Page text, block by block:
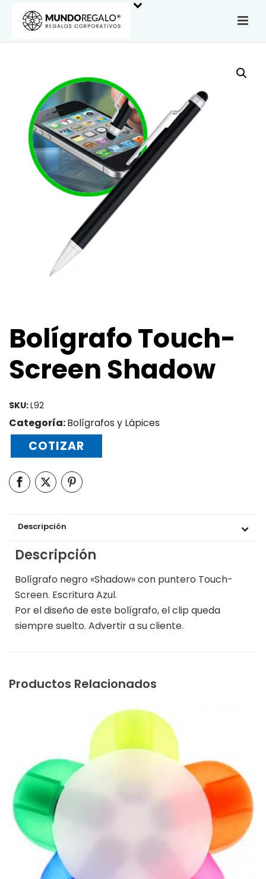
Bolígrafo Touch-
Screen Shadow
SKU:L92
Categoría:Bolígrafos y Lápices
COTIZAR
Descripción
Descripción
Bolígrafo negro «Shadow» con puntero Touch-
Screen. Escritura Azul.
Por el diseño de este bolígrafo, el clip queda
siempre suelto. Advertir a su cliente.
Productos Relacionados